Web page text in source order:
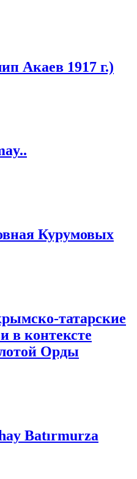
Акаев 1917 г.)
Курумовых
татарские
в контексте
Орды
Batırmurza